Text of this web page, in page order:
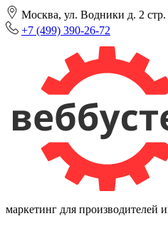
Москва, ул. Водники д. 2
+7 (499) 390-26-72
маркетинг для производителей